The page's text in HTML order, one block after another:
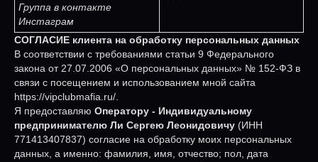
Группа в контакте
Инстаграм
СОГЛАСИЕ клиента на обработку персональных данных
В соответствии с требованиями статьи 9 Федерального
закона от 27.07.2006 «О персональных данных» № 152-ФЗ в
связи с посещением и использованием мной сайта
https://vipclubmafia.ru/.
Я предоставляю Оператору - Индивидуальному
предпринимателю Ли Сергею Леонидовичу (ИНН
771413407837) согласие на обработку моих персональных
данных, а именно: фамилия, имя, отчество; пол, дата